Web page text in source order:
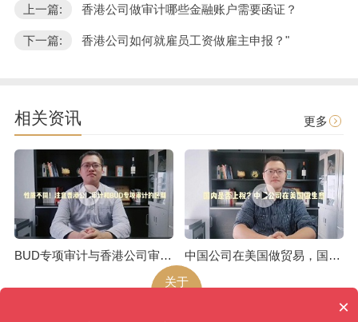
上一篇: 香港公司做审计哪些金融账户需要函证？
下一篇: 香港公司如何就雇员工资做雇主申报？"
相关资讯 更多
BUD专项审计与香港公司审计是不一样的
中国公司在美国做贸易，国内是否上税呢
关于
×